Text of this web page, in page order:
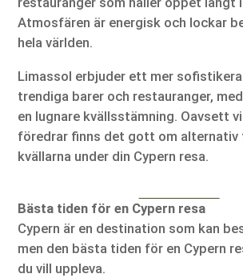
Atmosfären är energisk och lockar
hela världen.
Limassol erbjuder ett mer
trendiga barer och restauranger,
en lugnare kvällsstämning. Oavsett
föredrar finns det gott om alternativ
kvällarna under din Cypern resa.
Bästa tiden för en Cypern resa
Cypern är en destination som kan
men den bästa tiden för en Cypern
du vill uppleva.